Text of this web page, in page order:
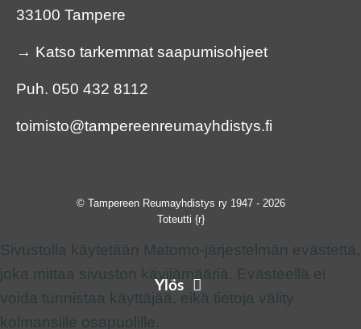
33100 Tampere
→ Katso tarkemmat saapumisohjeet
Puh. 050 432 8112
toimisto@tampereenreumayhdistys.fi
© Tampereen Reumayhdistys ry 1947 - 2026
Toteutti {r}
Ylös
Sivustolla käytetään Matomo-järjestelmän evästettä,
joka mittaa sivuston kävijämääriä. Evästeellä ei
voida tunnistaa käyttäjää, eikä tietoja välity
kolmansille osapuolille.